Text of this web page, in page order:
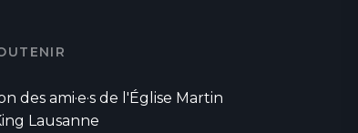
des ami·e·s de l'Église Martin
Lausanne